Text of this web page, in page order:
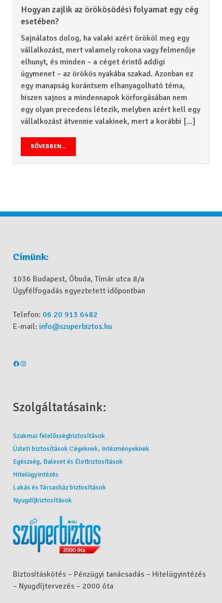
Hogyan zajlik az örökösödési folyamat egy cég
esetében?
Sajnálatos dolog, ha valaki azért örököl meg egy
vállalkozást, mert valamely rokona vagy felmenője
elhunyt, és minden – a céget érintő addigi
ügymenet – az örökös nyakába szakad. Azonban ez
egy manapság korántsem elhanyagolható téma,
hiszen sajnos a mindennapok körforgásában nem
egy olyan precedens létezik, melyben azért kell egy
vállalkozást átvennie valakinek, mert a korábbi […]
BŐVEBBEN...
Címünk:
1036 Budapest, Óbuda, Tímár utca 8/a
Ügyfélfogadás egyeztetett időpontban
Telefon: 06 20 913 6482
E-mail:info@szuperbiztos.hu
Szolgáltatásaink:
Szakmai felelősségbiztosítások
Üzleti biztosítások Cégeknek, Intézményeknek
Egészség, Baleset és Életbiztosítások
Hitelügyintézés
Lakás és Társasház biztosítások
Nyugdíjbiztosítások
Biztosításkötés – Pénzügyi tanácsadás – Hitelügyintézés
– Nyugdíjtervezés – 2000 óta